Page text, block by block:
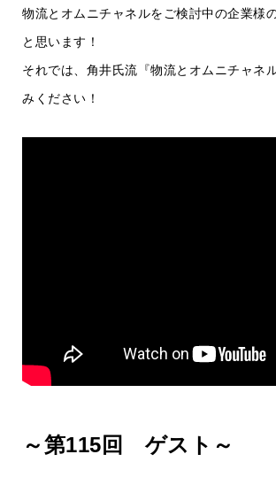
物流とオムニチャネルをご検討中の企業様
と思います！
それでは、角井氏流『物流とオムニチャネ
みください！
～第115回 ゲスト～